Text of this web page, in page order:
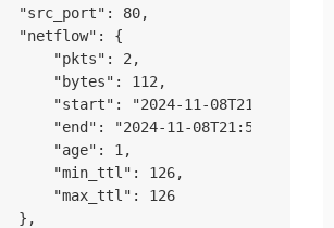
"src_port": 80,
"netflow": {
"pkts": 2,
"bytes": 112,
"start": "2024-11-
"end": "2024-11-
"age": 1,
"min_ttl": 126,
"max_ttl": 126
},